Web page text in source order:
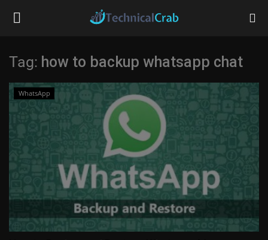
Home
Technology
Tips & Tricks
Social Media
Questions
Tag: how to backup whatsapp chat
WhatsApp